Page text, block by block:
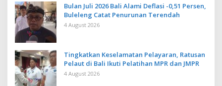
Bulan Juli 2026 Bali Alami Deflasi -0,51 Persen,
Buleleng Catat Penurunan Terendah
4 August 2026
Tingkatkan Keselamatan Pelayaran, Ratusan
Pelaut di Bali Ikuti Pelatihan MPR dan JMPR
4 August 2026